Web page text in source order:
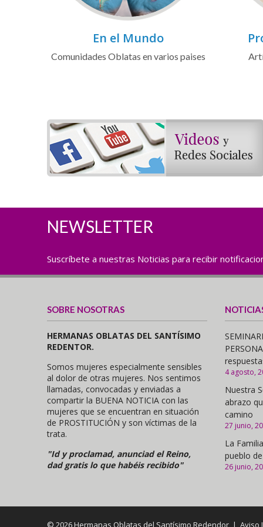
En el Mundo
Comunidades Oblatas en varios paises
NEWSLETTER
Suscríbete a nuestras Noticias para recibir
SOBRE NOSOTRAS
HERMANAS OBLATAS DEL SANTÍSIMO
REDENTOR.
Somos mujeres especialmente sensibles
al dolor de otras mujeres. Nos sentimos
llamadas, convocadas y enviadas a
compartir la BUENA NOTICIA con las
mujeres que se encuentran en situación
de PROSTITUCIÓN y son víctimas de la
trata.
"Id y proclamad, anunciad el Reino,
dad gratis lo que habéis recibido"
4 agosto,
Nuestra
abrazo
camino
27 junio,
La
pueblo
26 junio,
© 2026 Hermanas Oblatas del Santísimo Redendor | Aviso